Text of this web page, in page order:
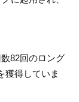
82回のロング
獲得していま